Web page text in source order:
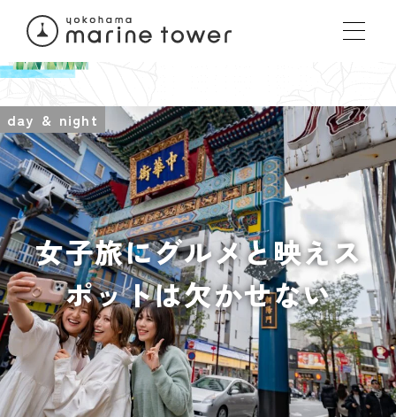
day & night
女子旅にグルメと映えス
ポットは欠かせない